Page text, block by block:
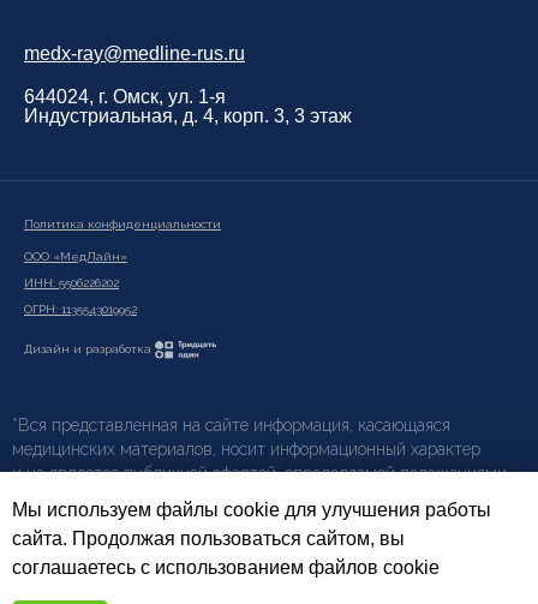
medx-ray@medline-rus.ru
644024, г. Омск, ул. 1-я
Индустриальная, д. 4, корп. 3, 3 этаж
Политика конфиденциальности
ООО «МедЛайн»
ИНН: 5506226202
ОГРН: 1135543019952
Дизайн и разработка
*Вся представленная на сайте информация, касающаяся
медицинских материалов, носит информационный характер
и не является публичной офертой, определяемой положениями
Фотографии на сайте предоставлены сервисамиFreepik
иUnsplash, за исключением изображений продукции брендов,
Мы используем файлы cookie для улучшения работы
сайта. Продолжая пользоваться сайтом, вы
соглашаетесь с использованием файлов cookie